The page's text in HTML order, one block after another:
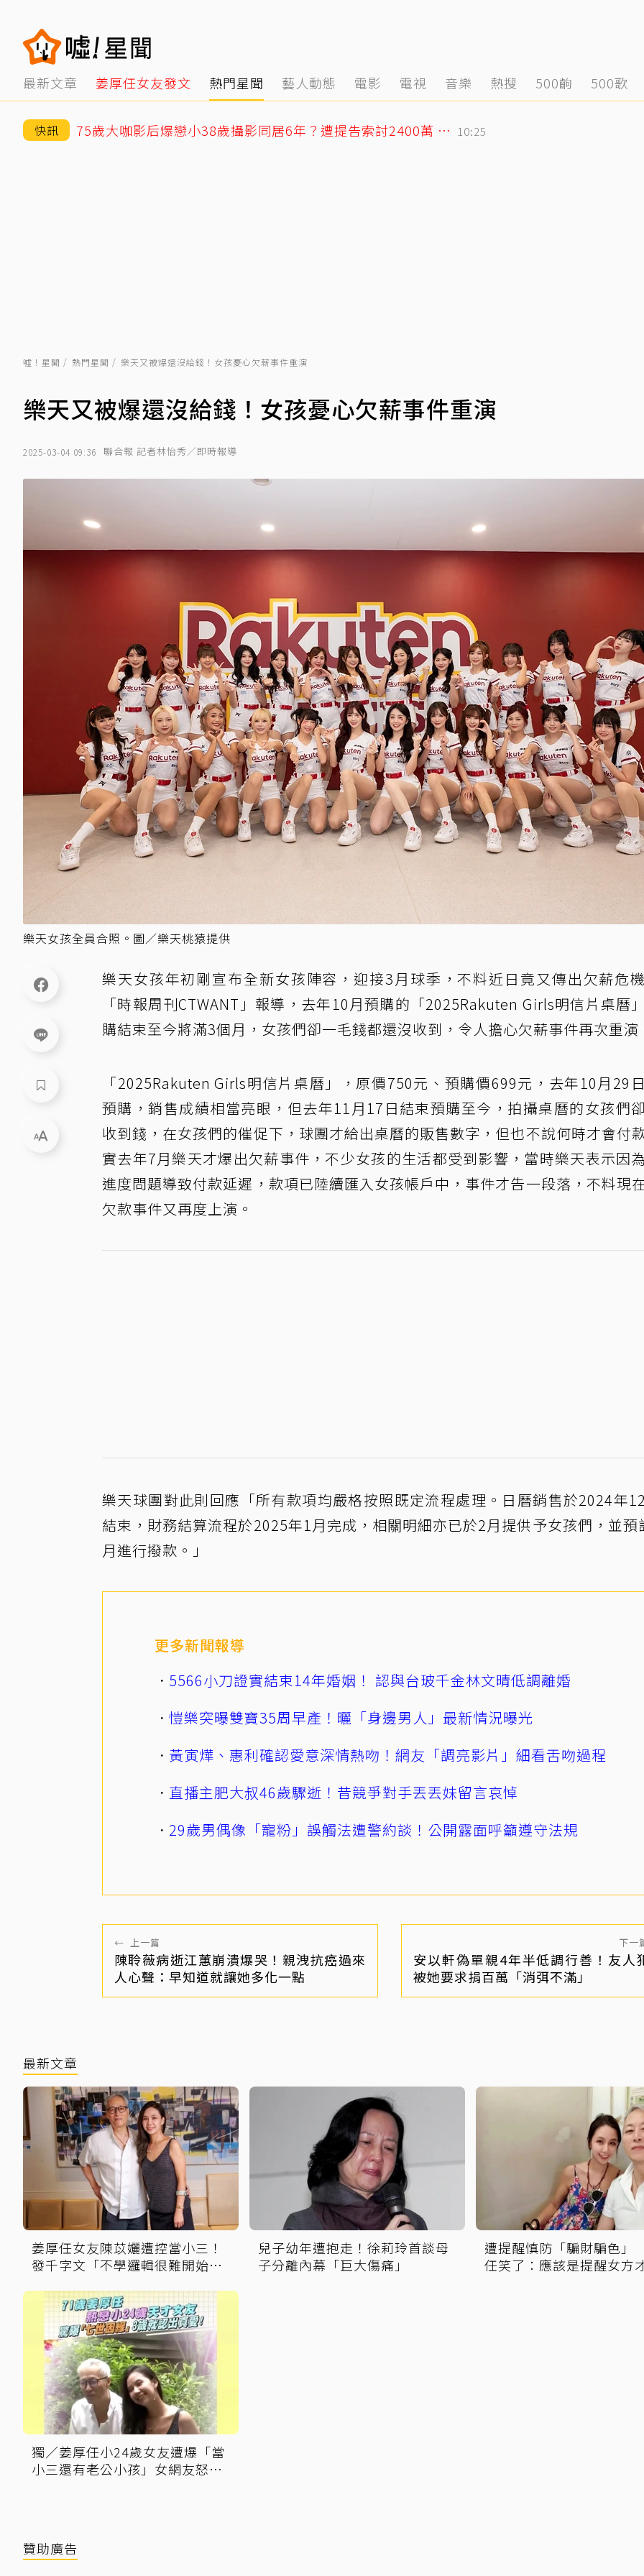
最新文章 姜厚任女友發文 熱門星聞 藝人動態 電影 電視 音樂 熱搜 500齣 500歌
快訊 75歲大咖影后爆戀小38歲攝影同居6年？遭提告索討2400萬 硬氣反擊絕不給 10:25
噓！星聞 熱門星聞 樂天又被爆還沒給錢！女孩憂心欠薪事件重演
樂天又被爆還沒給錢！女孩憂心欠薪事件重演
2025-03-04 09:36 聯合報 記者林怡秀／即時報導
樂天女孩全員合照。圖／樂天桃猿提供
樂天女孩年初剛宣布全新女孩陣容，迎接3月球季，不料近日竟又傳出欠薪危
「時報周刊CTWANT」報導，去年10月預購的「2025Rakuten Girls明信片桌曆
購結束至今將滿3個月，女孩們卻一毛錢都還沒收到，令人擔心欠薪事件再次重演
「2025Rakuten Girls明信片桌曆」，原價750元、預購價699元，去年10月29
預購，銷售成績相當亮眼，但去年11月17日結束預購至今，拍攝桌曆的女孩們
收到錢，在女孩們的催促下，球團才給出桌曆的販售數字，但也不說何時才會付
實去年7月樂天才爆出欠薪事件，不少女孩的生活都受到影響，當時樂天表示因
進度問題導致付款延遲，款項已陸續匯入女孩帳戶中，事件才告一段落，不料現
欠款事件又再度上演。
樂天球團對此則回應「所有款項均嚴格按照既定流程處理。日曆銷售於2024年
結束，財務結算流程於2025年1月完成，相關明細亦已於2月提供予女孩們，並預
月進行撥款。」
更多新聞報導
5566小刀證實結束14年婚姻！ 認與台玻千金林文晴低調離婚
愷樂突曝雙寶35周早產！曬「身邊男人」最新情況曝光
黃寅燁、惠利確認愛意深情熱吻！網友「調亮影片」細看舌吻過程
直播主肥大叔46歲驟逝！昔競爭對手丟丟妹留言哀悼
29歲男偶像「寵粉」誤觸法遭警約談！公開露面呼籲遵守法規
← 上一篇
陳聆薇病逝江蕙崩潰爆哭！親洩抗癌過來
人心聲：早知道就讓她多化一點
下一
安以軒偽單親4年半低調行善！友人
被她要求捐百萬「消弭不滿」
最新文章
姜厚任女友陳苡孋遭控當小三！
發千字文「不學邏輯很難開始好
兒子幼年遭抱走！徐莉玲首談母
子分離內幕「巨大傷痛」
遭提醒慎防「騙財騙色
任笑了：應該是提醒女方
獨／姜厚任小24歲女友遭爆「當
小三還有老公小孩」女網友怒揭
贊助廣告